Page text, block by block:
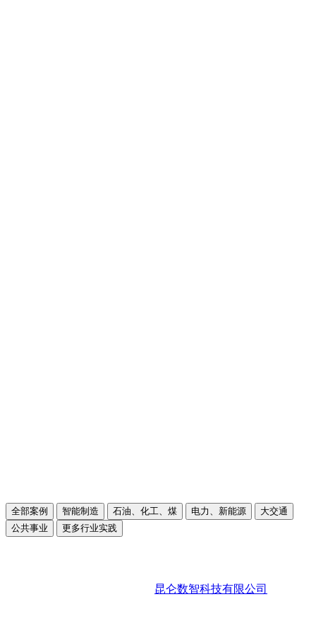
全部案例 智能制造 石油、化工、煤 电力、新能源
大交通
公共事业
更多行业实践
昆仑数智科技有限公司